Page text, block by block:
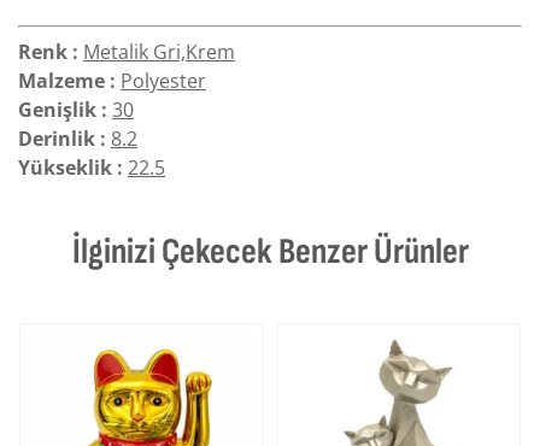
Renk : Metalik Gri,Krem
Malzeme : Polyester
Genişlik : 30
Derinlik : 8.2
Yükseklik : 22.5
İlginizi Çekecek Benzer Ürünler